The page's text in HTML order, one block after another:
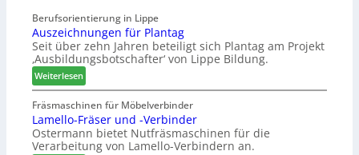
l
e
n
a
u
s
e
f
ü
r
W
e
m
h
ö
n
c
h
e
n
s
t
a
u
r
a
Berufsorientierung in Lippe
Auszeichnungen für Plantag
Seit über zehn Jahren beteiligt sich Plantag am Projekt
‚Ausbildungsbotschafter‘ von Lippe Bildung.
Weiterlesen:
A
u
s
z
e
Fräsmaschinen für Möbelverbinder
Lamello-Fräser und -Verbinder
Ostermann bietet Nutfräsmaschinen für die
Verarbeitung von Lamello-Verbindern an.